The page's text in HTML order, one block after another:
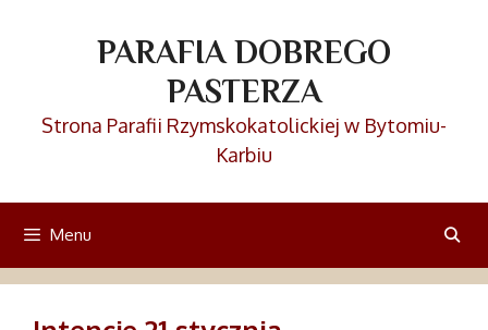
PARAFIA DOBREGO
PASTERZA
Strona Parafii Rzymskokatolickiej w Bytomiu-
Karbiu
Menu